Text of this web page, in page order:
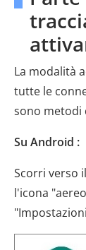
La modalità
tutte le
sono metodi
Su Android :
Scorri verso
l'icona